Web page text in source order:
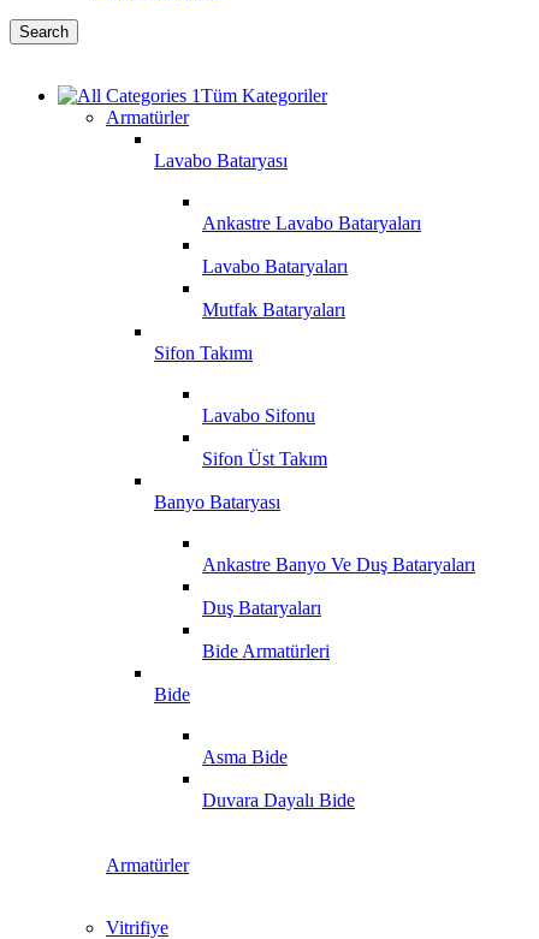
Search
Tüm Kategoriler
Armatürler
Lavabo Bataryası
Ankastre Lavabo Bataryaları
Lavabo Bataryaları
Mutfak Bataryaları
Sifon Takımı
Lavabo Sifonu
Sifon Üst Takım
Banyo Bataryası
Ankastre Banyo Ve Duş Bataryaları
Duş Bataryaları
Bide Armatürleri
Bide
Asma Bide
Duvara Dayalı Bide
Armatürler
Vitrifiye